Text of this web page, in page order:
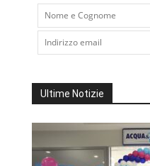
Ultime Notizie